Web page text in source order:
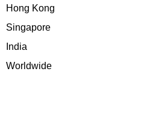
Hong Kong
Singapore
India
Worldwide